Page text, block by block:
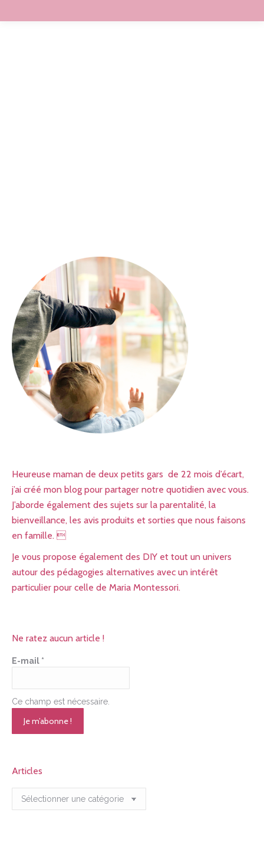
Heureuse maman de deux petits gars de 22 mois d’écart,
j’ai créé mon blog pour partager notre quotidien avec vous.
J’aborde également des sujets sur la parentalité, la
bienveillance, les avis produits et sorties que nous faisons
en famille. 
Je vous propose également des DIY et tout un univers
autour des pédagogies alternatives avec un intérêt
particulier pour celle de Maria Montessori.
Ne ratez aucun article !
E-mail *
Ce champ est nécessaire.
Articles
Articles